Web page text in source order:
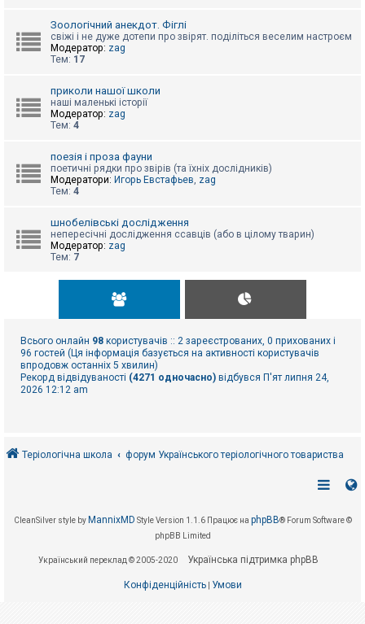
Зоологічний анекдот. Фіглі
свіжі і не дуже дотепи про звірят. поділіться веселим настроєм
Модератор: zag
Тем: 17
приколи нашої школи
наші маленькі історії
Модератор: zag
Тем: 4
поезія і проза фауни
поетичні рядки про звірів (та їхніх дослідників)
Модератори: Игорь Евстафьев, zag
Тем: 4
шнобелівські дослідження
непересічні дослідження ссавців (або в цілому тварин)
Модератор: zag
Тем: 7
Всього онлайн 98 користувачів :: 2 зареєстрованих, 0 прихованих і
96 гостей (Ця інформація базується на активності користувачів
впродовж останніх 5 хвилин)
Рекорд відвідуваності (4271 одночасно) відбувся П'ят липня 24,
2026 12:12 am
Теріологічна школа форум Українського теріологічного товариства
CleanSilver style by MannixMD Style Version 1.1.6 Працює на phpBB® Forum Software ©
phpBB Limited
Український переклад © 2005-2020 Українська підтримка phpBB
Конфіденційність| Умови